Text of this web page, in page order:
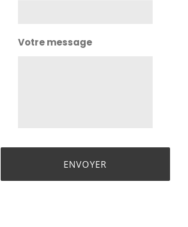
Votre message